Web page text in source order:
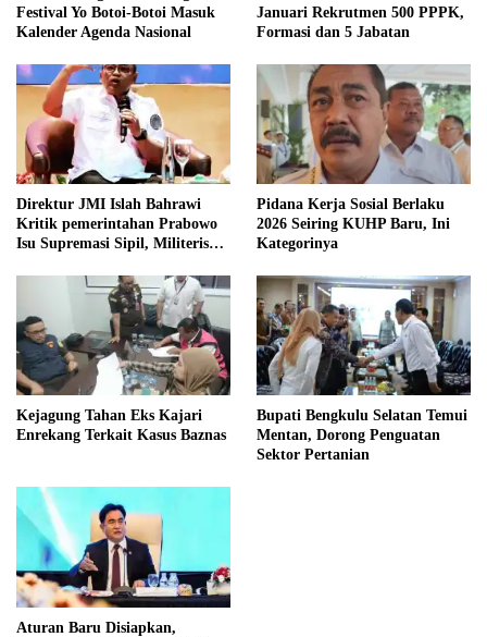
Festival Yo Botoi-Botoi Masuk
Kalender Agenda Nasional
Januari Rekrutmen 500 PPPK,
Formasi dan 5 Jabatan
Direktur JMI Islah Bahrawi
Kritik pemerintahan Prabowo
Isu Supremasi Sipil, Militerisasi,
Pidana Kerja Sosial Berlaku
2026 Seiring KUHP Baru, Ini
Kategorinya
Kejagung Tahan Eks Kajari
Enrekang Terkait Kasus Baznas
Bupati Bengkulu Selatan Temui
Mentan, Dorong Penguatan
Sektor Pertanian
Aturan Baru Disiapkan,